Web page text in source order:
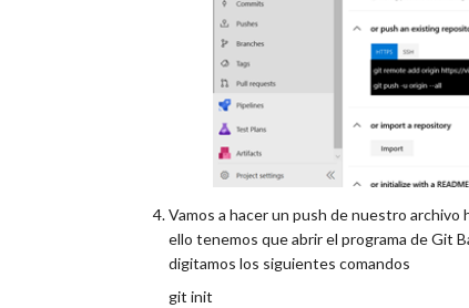
Vamos a hacer un push de nuestro archivo
ello tenemos que abrir el programa de Git
digitamos los siguientes comandos
git init